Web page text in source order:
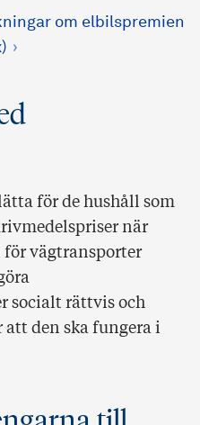
om elbilspremien
för de hushåll som
när
för vägtransporter
socialt rättvis och
den ska fungera i